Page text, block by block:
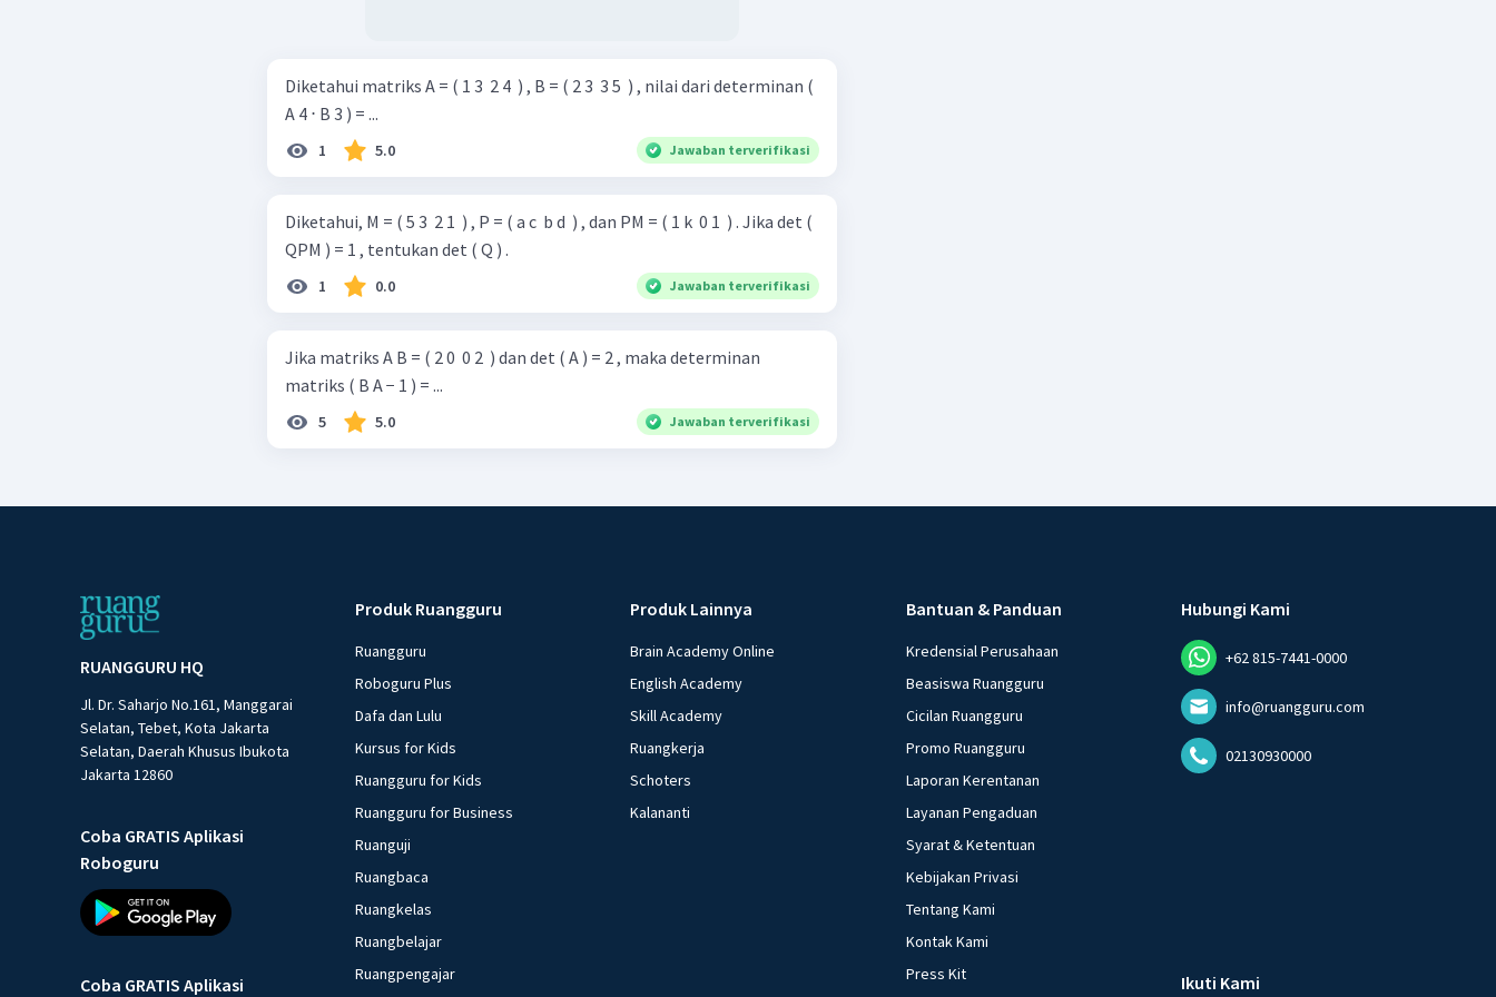
Diketahui matriks A = ( 1 3 ​ 2 4 ​ ) , B = ( 2 3 ​ 3 5 ​ ) , nilai dari determinan (
A 4 ⋅ B 3 ) = ...
1 5.0 Jawaban terverifikasi
Diketahui, M = ( 5 3 ​ 2 1 ​ ) , P = ( a c ​ b d ​ ) , dan PM = ( 1 k ​ 0 1 ​ ) . Jika det (
QPM ) = 1 , tentukan det ( Q ) .
1 0.0 Jawaban terverifikasi
Jika matriks A B = ( 2 0 ​ 0 2 ​ ) dan det ( A ) = 2 , maka determinan
matriks ( B A − 1 ) = ...
5 5.0 Jawaban terverifikasi
RUANGGURU HQ
Jl. Dr. Saharjo No.161, Manggarai
Selatan, Tebet, Kota Jakarta
Selatan, Daerah Khusus Ibukota
Jakarta 12860
Coba GRATIS Aplikasi
Roboguru
Coba GRATIS Aplikasi
Produk Ruangguru
Ruangguru
Roboguru Plus
Dafa dan Lulu
Kursus for Kids
Ruangguru for Kids
Ruangguru for Business
Ruanguji
Ruangbaca
Ruangkelas
Ruangbelajar
Ruangpengajar
Produk Lainnya
Brain Academy Online
English Academy
Skill Academy
Ruangkerja
Schoters
Kalananti
Bantuan & Panduan
Kredensial Perusahaan
Beasiswa Ruangguru
Cicilan Ruangguru
Promo Ruangguru
Laporan Kerentanan
Layanan Pengaduan
Syarat & Ketentuan
Kebijakan Privasi
Tentang Kami
Kontak Kami
Press Kit
Hubungi Kami
+62 815-7441-0000
info@ruangguru.com
02130930000
Ikuti Kami